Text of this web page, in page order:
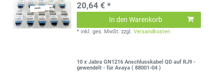
20,64 € *
In den Warenkorb
* inkl. ges. MwSt. zzgl.Versandkosten
10 x Jabra GN1216 Anschlusskabel QD auf RJ9 -
gewendelt - für Avaya ( 88001-04 )